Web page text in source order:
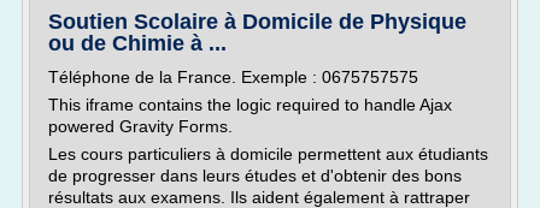
Soutien Scolaire à Domicile de Physique
ou de Chimie à ...
Téléphone de la France. Exemple : 0675757575
This iframe contains the logic required to handle Ajax
powered Gravity Forms.
Les cours particuliers à domicile permettent aux étudiants
de progresser dans leurs études et d'obtenir des bons
résultats aux examens. Ils aident également à rattraper